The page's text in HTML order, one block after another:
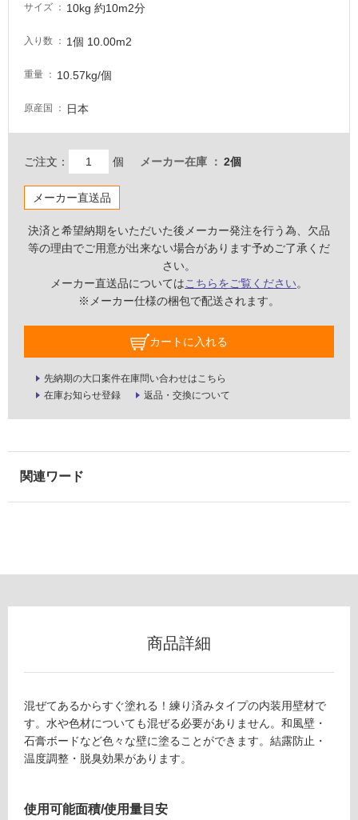
サイズ 10kg 約10m2分
入り数 1個 10.00m2
重量 10.57kg/個
原産国 日本
ご注文： 個 メーカー在庫 2個
メーカー直送品
決済と希望納期をいただいた後メーカー発注を行う為、欠品
等の理由でご用意が出来ない場合があります予めご了承くだ
さい。
メーカー直送品についてはこちらをご覧ください。
※メーカー仕様の梱包で配送されます。
カートに入れる
先納期の大口案件在庫問い合わせはこちら
在庫お知らせ登録
返品・交換について
要
適
て
な
屋
内
壁・
屋
外
使
用
可
用
可
外)
使
フ
ロ
ー
商品詳細
混ぜてあるからすぐ塗れる！練り済みタイプの内装用壁材で
す。水や色材についても混ぜる必要がありません。和風壁・
石膏ボードなど色々な壁に塗ることができます。結露防止・
温度調整・脱臭効果があります。
使用可能面積/使用量目安